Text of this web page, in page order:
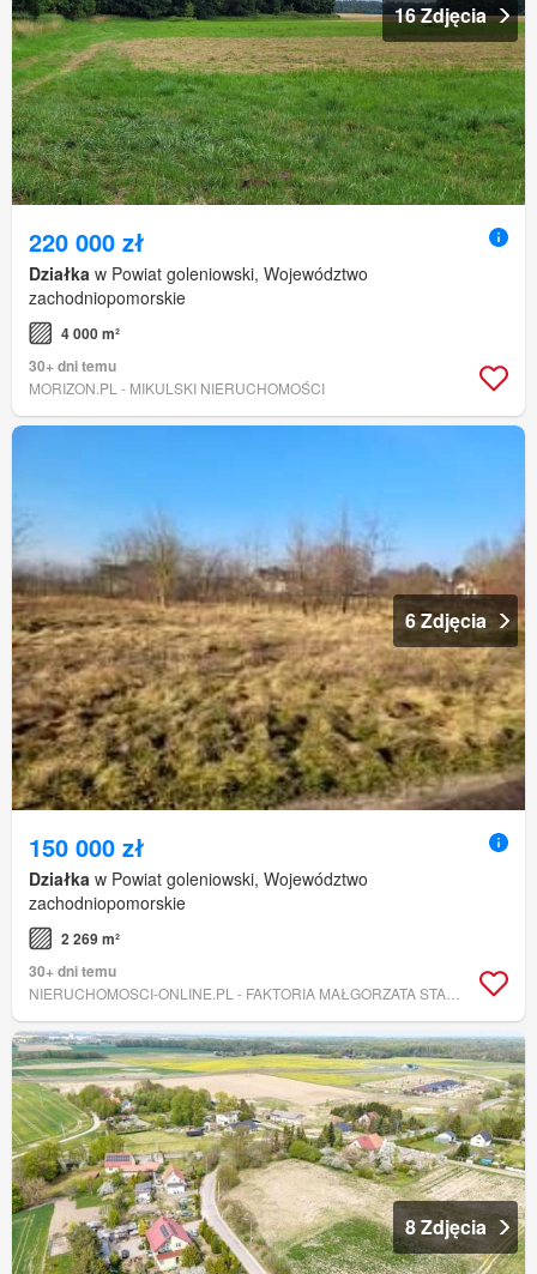
16 Zdjęcia
220 000 zł
Działka w Powiat goleniowski, Województwo
zachodniopomorskie
4 000 m²
30+ dni temu
MORIZON.PL - MIKULSKI NIERUCHOMOŚCI
6 Zdjęcia
150 000 zł
Działka w Powiat goleniowski, Województwo
zachodniopomorskie
2 269 m²
30+ dni temu
8 Zdjęcia